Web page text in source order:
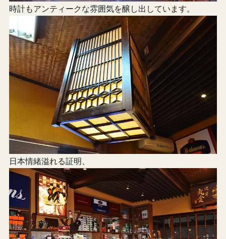
時計もアンティークな雰囲気を醸し出しています。
日本情緒溢れる証明、